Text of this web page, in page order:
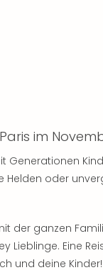
im
Generationen
oder
der ganzen
Lieblinge. Eine
und deine Kinder!